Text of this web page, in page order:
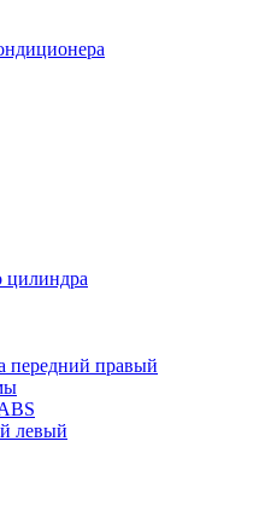
цилиндра
передний правый
левый